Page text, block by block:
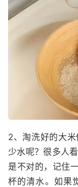
2、淘洗好的大
少水呢？很多人
是不对的，记住
杯的清水。如果